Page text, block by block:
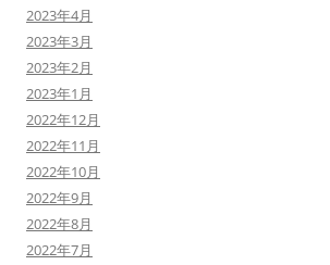
2023年4月
2023年3月
2023年2月
2023年1月
2022年12月
2022年11月
2022年10月
2022年9月
2022年8月
2022年7月